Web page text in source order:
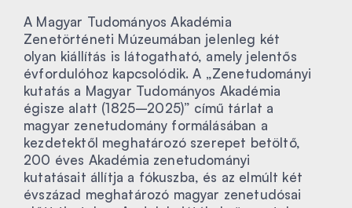
A Magyar Tudományos Akadémia
Zenetörténeti Múzeumában jelenleg két
olyan kiállítás is látogatható, amely jelentős
évfordulóhoz kapcsolódik. A „Zenetudományi
kutatás a Magyar Tudományos Akadémia
égisze alatt (1825–2025)” című tárlat a
magyar zenetudomány formálásában a
kezdetektől meghatározó szerepet betöltő,
200 éves Akadémia zenetudományi
kutatásait állítja a fókuszba, és az elmúlt két
évszázad meghatározó magyar zenetudósai